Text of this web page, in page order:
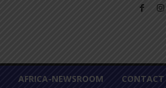
AFRICA-NEWSROOM CONTACT